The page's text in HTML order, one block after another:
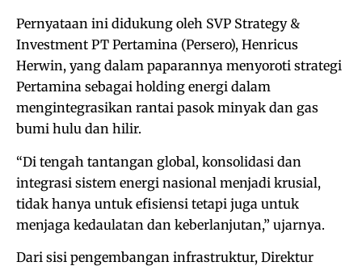
Pernyataan ini didukung oleh SVP Strategy &
Investment PT Pertamina (Persero), Henricus
Herwin, yang dalam paparannya menyoroti strategi
Pertamina sebagai holding energi dalam
mengintegrasikan rantai pasok minyak dan gas
bumi hulu dan hilir.
“Di tengah tantangan global, konsolidasi dan
integrasi sistem energi nasional menjadi krusial,
tidak hanya untuk efisiensi tetapi juga untuk
menjaga kedaulatan dan keberlanjutan,” ujarnya.
Dari sisi pengembangan infrastruktur, Direktur